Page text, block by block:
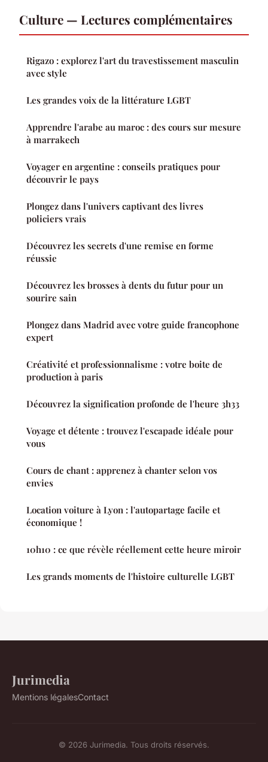
Culture — Lectures complémentaires
Rigazo : explorez l'art du travestissement masculin
avec style
Les grandes voix de la littérature LGBT
Apprendre l'arabe au maroc : des cours sur mesure
à marrakech
Voyager en argentine : conseils pratiques pour
découvrir le pays
Plongez dans l'univers captivant des livres
policiers vrais
Découvrez les secrets d'une remise en forme
réussie
Découvrez les brosses à dents du futur pour un
sourire sain
Plongez dans Madrid avec votre guide francophone
expert
Créativité et professionnalisme : votre boite de
production à paris
Découvrez la signification profonde de l'heure 3h33
Voyage et détente : trouvez l'escapade idéale pour
vous
Cours de chant : apprenez à chanter selon vos
envies
Location voiture à Lyon : l'autopartage facile et
économique !
10h10 : ce que révèle réellement cette heure miroir
Les grands moments de l'histoire culturelle LGBT
Jurimedia
Mentions légalesContact
© 2026 Jurimedia. Tous droits réservés.